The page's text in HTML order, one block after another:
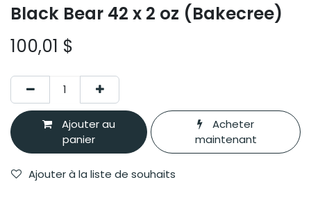
Black Bear 42 x 2 oz (Bakecree)
100,01 $
Ajouter au
panier
Acheter
maintenant
Ajouter à la liste de souhaits